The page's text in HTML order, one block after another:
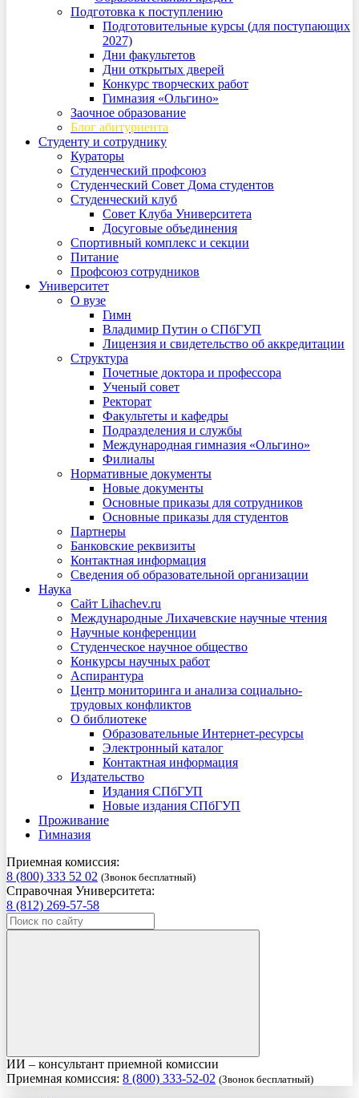
Подготовка к поступлению
Подготовительные курсы (для поступающих
2027)
Дни факультетов
Дни открытых дверей
Конкурс творческих работ
Гимназия «Ольгино»
Заочное образование
Блог абитуриента
Студенту и сотруднику
Кураторы
Студенческий профсоюз
Студенческий Совет Дома студентов
Студенческий клуб
Совет Клуба Университета
Досуговые объединения
Спортивный комплекс и секции
Питание
Профсоюз сотрудников
Университет
О вузе
Гимн
Владимир Путин о СПбГУП
Лицензия и свидетельство об аккредитации
Структура
Почетные доктора и профессора
Ученый совет
Ректорат
Факультеты и кафедры
Подразделения и службы
Международная гимназия «Ольгино»
Филиалы
Нормативные документы
Новые документы
Основные приказы для сотрудников
Основные приказы для студентов
Партнеры
Банковские реквизиты
Контактная информация
Сведения об образовательной организации
Наука
Сайт Lihachev.ru
Международные Лихачевские научные чтения
Научные конференции
Студенческое научное общество
Конкурсы научных работ
Аспирантура
Центр мониторинга и анализа социально-
трудовых конфликтов
О библиотеке
Образовательные Интернет-ресурсы
Электронный каталог
Контактная информация
Издательство
Издания СПбГУП
Новые издания СПбГУП
Проживание
Гимназия
Приемная комиссия:
8 (800) 333 52 02 (Звонок бесплатный)
Справочная Университета:
8 (812) 269-57-58
ИИ – консультант приемной комиссии
Приемная комиссия: 8 (800) 333-52-02 (Звонок бесплатный)